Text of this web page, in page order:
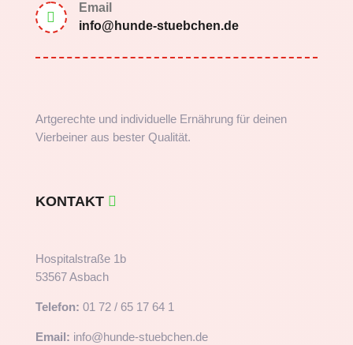

Email
info@hunde-stuebchen.de
Artgerechte und individuelle Ernährung für deinen
Vierbeiner aus bester Qualität.
KONTAKT
Hospitalstraße 1b
53567 Asbach
Telefon: 01 72 / 65 17 64 1
Email: info@hunde-stuebchen.de